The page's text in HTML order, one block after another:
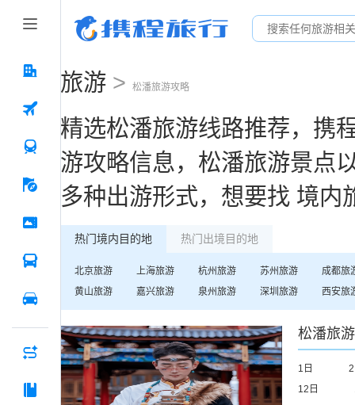
旅游 > 松潘旅游攻略
精选松潘旅游线路推荐，携
游攻略信息， 松潘旅游景点
多种出游形式，想要找 境内
热门境内目的地 热门出境目的地
北京旅游 上海旅游 杭州旅游 苏州旅游 成都旅
黄山旅游 嘉兴旅游 泉州旅游 深圳 旅游 西安旅
松潘旅
1日
12日